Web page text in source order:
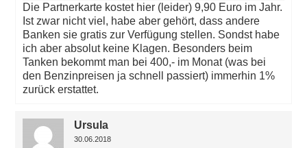
Die Partnerkarte kostet hier (leider) 9,90 Euro im Jahr.
Ist zwar nicht viel, habe aber gehört, dass andere
Banken sie gratis zur Verfügung stellen. Sondst habe
ich aber absolut keine Klagen. Besonders beim
Tanken bekommt man bei 400,- im Monat (was bei
den Benzinpreisen ja schnell passiert) immerhin 1%
zurück erstattet.
Ursula
30.06.2018